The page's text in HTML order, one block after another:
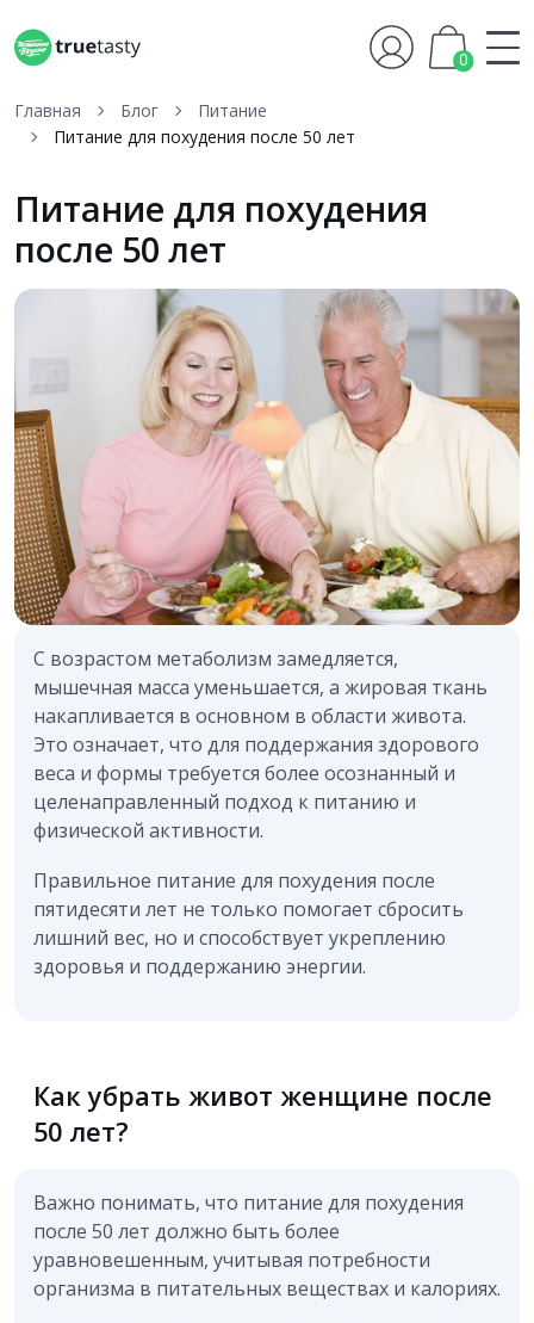
0
Главная Блог
Питание
Питание для похудения после 50 лет
Питание для похудения
после 50 лет
С возрастом метаболизм замедляется,
мышечная масса уменьшается, а жировая ткань
накапливается в основном в области живота.
Это означает, что для поддержания здорового
веса и формы требуется более осознанный и
целенаправленный подход к питанию и
физической активности.
Правильное питание для похудения после
пятидесяти лет не только помогает сбросить
лишний вес, но и способствует укреплению
здоровья и поддержанию энергии.
Как убрать живот женщине после
50 лет?
Важно понимать, что питание для похудения
после 50 лет должно быть более
уравновешенным, учитывая потребности
организма в питательных веществах и калориях.